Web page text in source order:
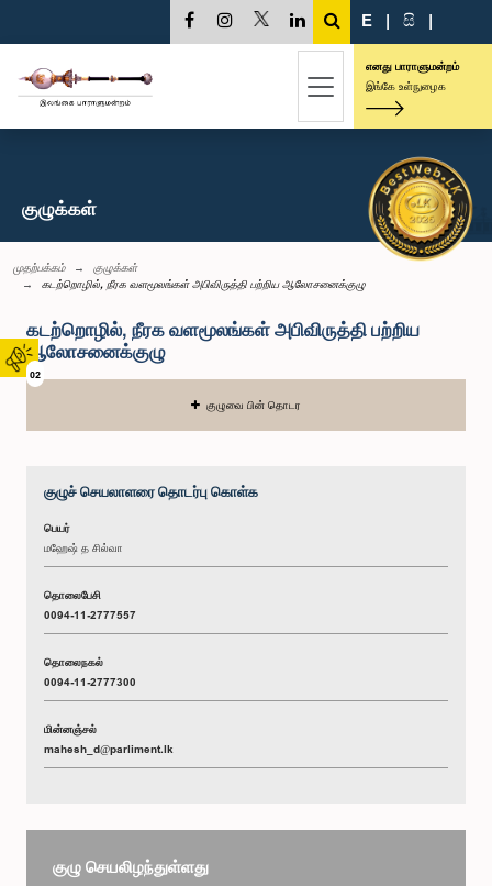
02
E | සි |
எனது பாராளுமன்றம்
இங்கே உள்நுழைக
குழுக்கள்
முதற்பக்கம்
குழுக்கள்
கடற்றொழில், நீரக வளமூலங்கள் அபிவிருத்தி பற்றிய ஆலோசனைக்குழு
கடற்றொழில், நீரக வளமூலங்கள் அபிவிருத்தி பற்றிய
ஆலோசனைக்குழு
குழுவை பின் தொடர
குழுச் செயலாளரை தொடர்பு கொள்க
பெயர்
மஹேஷ் த சில்வா
தொலைபேசி
0094-11-2777557
தொலைநகல்
0094-11-2777300
மின்னஞ்சல்
mahesh_d@parliment.lk
குழு செயலிழந்துள்ளது